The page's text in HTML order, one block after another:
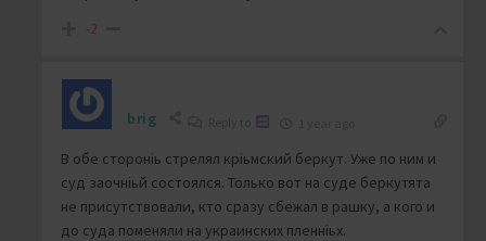
-2
brig
В обе стороніь стрелял кріьмский беркут. Уже по ним и
суд заочніьй состоялся. Только вот на суде беркутята
не присутствовали, кто сразу сбежал в рашку, а кого и
до суда поменяли на украинских пленніьх.